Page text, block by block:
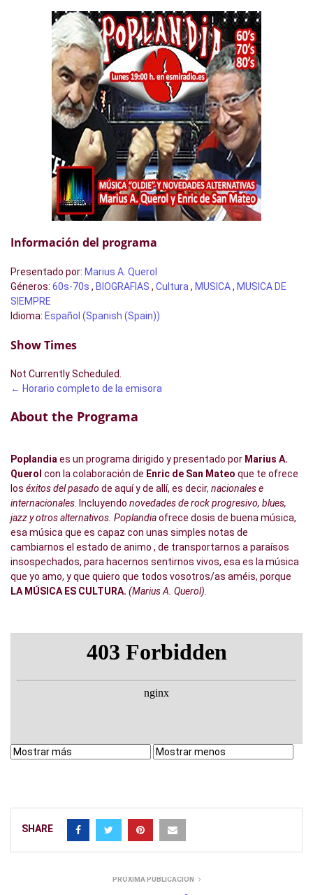
Información del programa
Presentado por: Marius A. Querol
Géneros: 60s-70s , BIOGRAFIAS , Cultura , MUSICA, MUSICA DE
SIEMPRE
Idioma: Español (Spanish (Spain))
Show Times
Not Currently Scheduled.
← Horario completo de la emisora
About the Programa
Poplandia es un programa dirigido y presentado por Marius A.
Querol con la colaboración de Enric de San Mateo que te ofrece
los éxitos del pasado de aquí y de allí, es decir, nacionales e
internacionales . Incluyendo novedades de rock progresivo, blues,
jazz y otros alternativos. Poplandiaofrece dosis de buena música,
esa música que es capaz con unas simples notas de
cambiarnos el estado de animo , de transportarnos a paraísos
insospechados, para hacernos sentirnos vivos, esa es la música
que yo amo, y que quiero que todos vosotros/as améis, porque
LA MÚSICA ES CULTURA. (Marius A. Querol).
SHARE
PRÓXIMA PUBLICACIÓN